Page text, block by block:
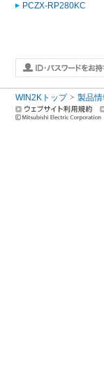
PCZX-RP280KC
WIN2Kトップ 製品情